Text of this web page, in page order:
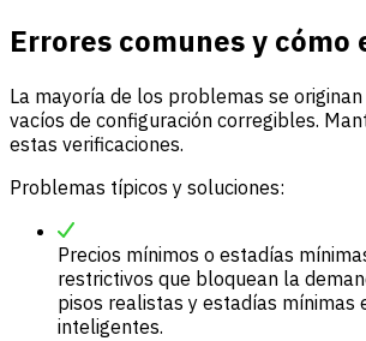
Errores comunes y cómo
La mayoría de los problemas se
vacíos de configuración corregibles.
estas verificaciones.
Problemas típicos y soluciones:
Precios mínimos o estadías
restrictivos que bloquean la
pisos realistas y estadías mínimas
inteligentes.